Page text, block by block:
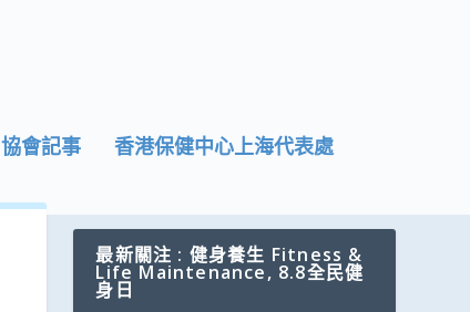
協會記事 香港保健中心上海代表處
最新關注 : 健身養生 Fitness &
Life Maintenance, 8.8全民健
身日